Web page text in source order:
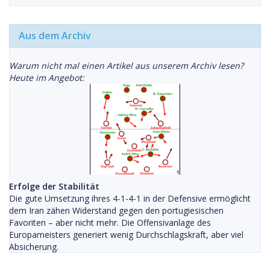
Aus dem Archiv
Warum nicht mal einen Artikel aus unserem Archiv lesen?
Heute im Angebot:
Erfolge der Stabilität
Die gute Umsetzung ihres 4-1-4-1 in der Defensive ermöglicht
dem Iran zähen Widerstand gegen den portugiesischen
Favoriten – aber nicht mehr. Die Offensivanlage des
Europameisters generiert wenig Durchschlagskraft, aber viel
Absicherung.